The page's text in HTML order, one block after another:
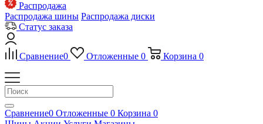
Распродажа
Распродажа шины Распродажа диски
Статус заказа
Сравнение0 Отложенные 0 Корзина 0
Сравнение0 Отложенные 0 Корзина 0